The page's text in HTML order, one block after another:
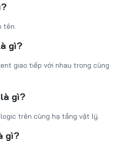
tên.
gì?
giao tiếp với nhau trong cùng
gì?
trên cùng hạ tầng vật lý.
gì?